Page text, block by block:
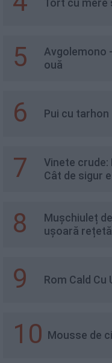
Tort cu mere
5
Avgolemono
ouă
6 Pui cu tarhon
7
Vinete crude:
Cât de sigur
8
Mușchiuleț
ușoară rețetă
9 Rom Cald Cu
10 Mousse de